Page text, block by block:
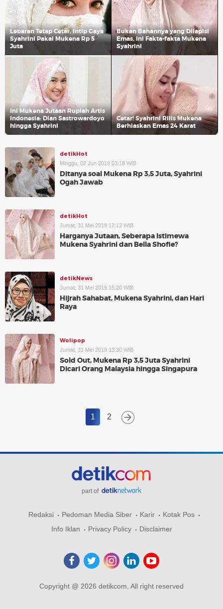
Lebaran Tetap Cetar, Intip Gaya
Syahrini Pakai Mukena Rp 5
Juta
Bukan Bahannya yang Dilapisi
Emas, Ini Fakta-fakta Mukena
Syahrini
Ini Mukena Jutaan Rupiah Artis
Indonesia: Dian Sastrowardoyo
hingga Syahrini
Cetar! Syahrini Rilis Mukena
Berhiaskan Emas 24 Karat
detikHot
Minggu, 02 Jun 2019 03:18 WIB
Ditanya soal Mukena Rp 3,5 Juta, Syahrini
Ogah Jawab
detikHot
Jumat, 31 Mei 2019 17:12 WIB
Harganya Jutaan, Seberapa Istimewa
Mukena Syahrini dan Bella Shofie?
detikNews
Jumat, 31 Mei 2019 15:20 WIB
Hijrah Sahabat, Mukena Syahrini, dan Hari
Raya
Wolipop
Jumat, 31 Mei 2019 13:30 WIB
Sold Out, Mukena Rp 3,5 Juta Syahrini
Dicari Orang Malaysia hingga Singapura
1 2
part of
Redaksi Pedoman Media Siber Karir
Kotak Pos
Info Iklan
Privacy Policy Disclaimer
Copyright @ 2026 detikcom, All right reserved